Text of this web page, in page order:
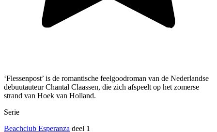
‘Flessenpost’ is de romantische feelgoodroman van de Nederlandse
debuutauteur Chantal Claassen, die zich afspeelt op het zomerse
strand van Hoek van Holland.
Serie
Beachclub Esperanza deel 1